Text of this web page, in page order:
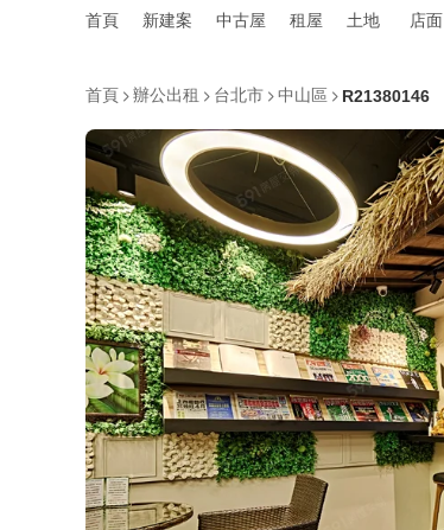
首頁 新建案 中古屋 租屋 土地 店面
首頁 辦公出租 台北市 中山區 R21380146